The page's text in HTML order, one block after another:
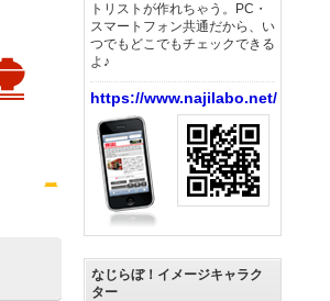
トリストが作れちゃう。PC・
スマートフォン共通だから、い
つでもどこでもチェックできる
よ♪
https://www.najilabo.net/
なじらぼ！イメージキャラク
ター